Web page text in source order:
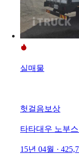
실매물
헛걸음보상
타타대우 노부
15년 04월 ·